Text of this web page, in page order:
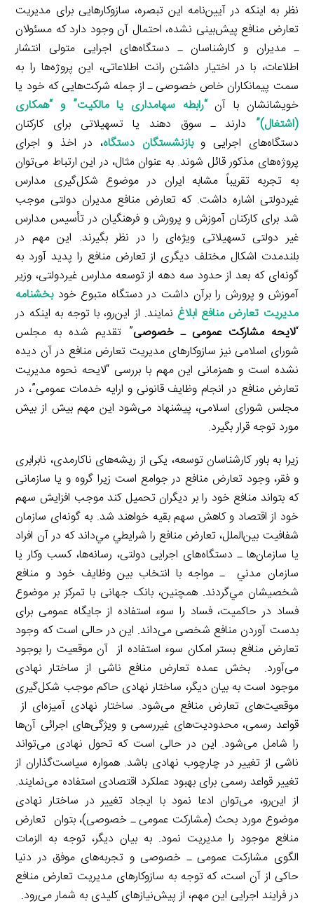
نظر به اینکه در آیین‌نامه این تبصره، سازوکارهایی برای مدیریت
تعارض منافع پیش‌بینی نشده، احتمال آن وجود دارد که مسئولان
ـ مدیران و کارشناسان ـ دستگاه‌های اجرایی متولی انتشار
اطلاعات، با در اختیار داشتن رانت اطلاعاتی، این پروژه‌ها را به
سمت پیمانکاران خاص خصوصی ـ از جمله شرکت‌هایی که خود یا
خویشانشان با آن“رابطه سهامداری یا مالکیت” و “همکاری
(اشتغال)” دارند ـ سوق دهند یا تسهیلاتی برای کارکنان
دستگاه‌های اجرایی وبازنشستگان دستگاه، در اخذ و اجرای
پروژه‌های مذکور قائل شوند. به عنوان مثال، در این ارتباط می‌توان
به تجربه تقریباً مشابه ایران در موضوع شکل‌گیری مدارس
غیردولتی اشاره داشت. که تعارض منافع مدیران دولتی موجب
شد برای کارکنان آموزش و پرورش و فرهنگیان در تأسیس مدارس
غیر دولتی تسهیلاتی ویژه‌ای را در نظر بگیرند. این مهم در
بلندمدت اشکال مختلف دیگری از تعارض منافع را پدید آورد به
گونه‌ای که بعد از حدود سه دهه از توسعه مدارس غیردولتی، وزیر
آموزش و پرورش را برآن داشت در دستگاه متبوع خود بخشنامه
مدیریت تعارض منافع ابلاغ نمایند. از این‌رو، با توجه به اینکه در
“لایحه مشارکت عمومی ـ خصوصی” تقدیم شده به مجلس
شورای اسلامی نیز سازوکارهای مدیریت تعارض منافع در آن دیده
نشده است و همزمانی این مهم با بررسی “لایحه نحوه مدیریت
تعارض منافع در انجام وظایف قانونی و ارایه خدمات عمومی”، در
مجلس شورای اسلامی، پیشنهاد می‌شود این مهم بیش از بیش
مورد توجه قرار بگیرد.
زیرا به باور کارشناسان توسعه، یکی از ریشه‌های ناکارمدی، نابرابری
و فقر، وجود تعارض منافع در جوامع است زیرا گروه و یا سازمانی
که بتواند منافع خود را بر دیگران تحمیل کند موجب افزایش سهم
خود از اقتصاد و کاهش سهم بقیه خواهند شد. به گونه‌ای سازمان
شفافیت بین‌‌الملل، تعارض منافع را شرايطي مي‌داند كه در آن افراد
يا سازمان‌ها ـ دستگاه‌های اجرایی دولتی، رسانه‌ها، كسب وكار يا
سازمان مدني ـ مواجه با انتخاب بين وظايف خود و منافع
شخصيشان مي‌گردند. همچنین، بانک جهانی با تمرکز بر موضوع
فساد در حاکمیت، فساد را سوء استفاده از جایگاه عمومی برای
بدست آوردن منافع شخصی می‌داند. این در حالی است که وجود
تعارض منافع بستر امکان سوء استفاده از آن موقعیت را بوجود
می‌آورد. بخش عمده تعارض منافع ناشی از ساختار نهادی
موجود است به بیان دیگر، ساختار نهادی حاکم موجب شکل‌گیری
موقعیت‌های تعارض منافع می‌شود. ساختار نهادی آمیزه‌ای از
قواعد رسمی، محدودیت‌های غیررسمی و ویژگی‌های اجرائی آن‌ها
را شامل می‌شود. این در حالی است که تحول نهادی می‌تواند
ناشی از تغییر در چارچوب نهادی باشد. همواره سیاست‌گذاران از
تغییر قواعد رسمی برای بهبود عملکرد اقتصادی استفاده‌ می‌نمایند.
از این‌رو، می‌توان ادعا نمود با ایجاد تغییر در ساختار نهادی
موضوع مورد بحث (مشارکت عمومی ـ خصوصی)، بتوان تعارض
منافع موجود را مدیریت نمود. به بیان دیگر، توجه به الزمات
الگوی مشارکت عمومی ـ خصوصی و تجربه‌های موفق در دنیا
حاکی از آن است، که توجه به سازوکارهای مدیریت تعارض منافع
در فرایند اجرایی این مهم، از پیش‌‌نیازهای کلیدی به شمار می‌رود.